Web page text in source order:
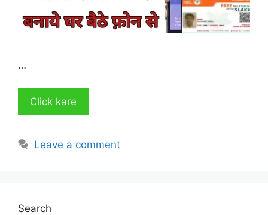
…
Click kare
Leave a comment
Search